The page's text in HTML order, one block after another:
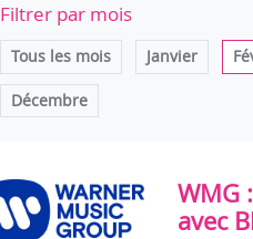
Filtrer par mois
Tous les mois Janvier
Décembre
WMG
avec